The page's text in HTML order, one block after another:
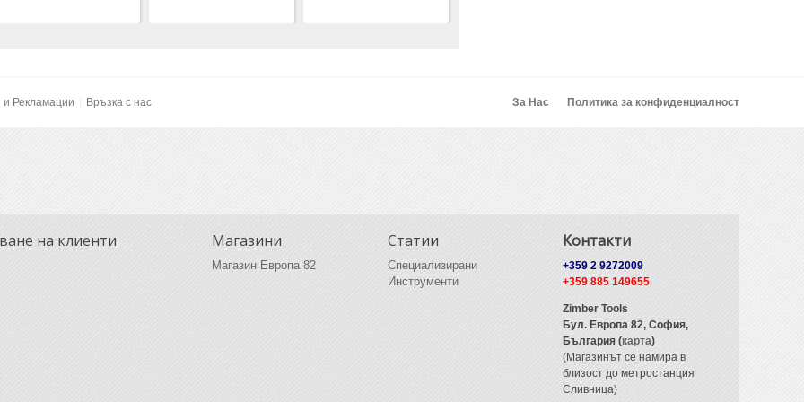
и Рекламации Връзка с нас За Нас Политика за конфиденциалност
на клиенти Магазини
Магазин Европа 82
Статии
Специализирани
Инструменти
Контакти
+359 2 9272009
+359 885 149655
Zimber Tools
Бул. Европа 82,София,
България (карта)
(Магазинът се намира в
близост до метростанция
Сливница)